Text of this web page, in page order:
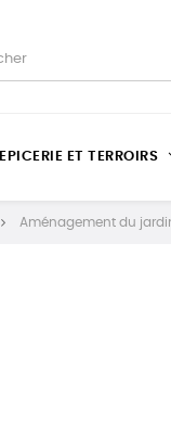
EPICERIE ET TERROIRS
Aménagement du